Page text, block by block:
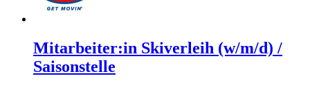
Mitarbeiter:in Skiverleih (w/m/d) /
Saisonstelle